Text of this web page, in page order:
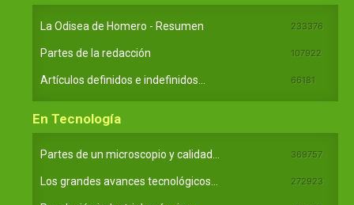
La Odisea de Homero - Resumen 233376
Partes de la redacción 107922
Artículos definidos e indefinidos... 66181
En Tecnología
Partes de un microscopio y calidad... 369757
Los grandes avances tecnológicos... 272923